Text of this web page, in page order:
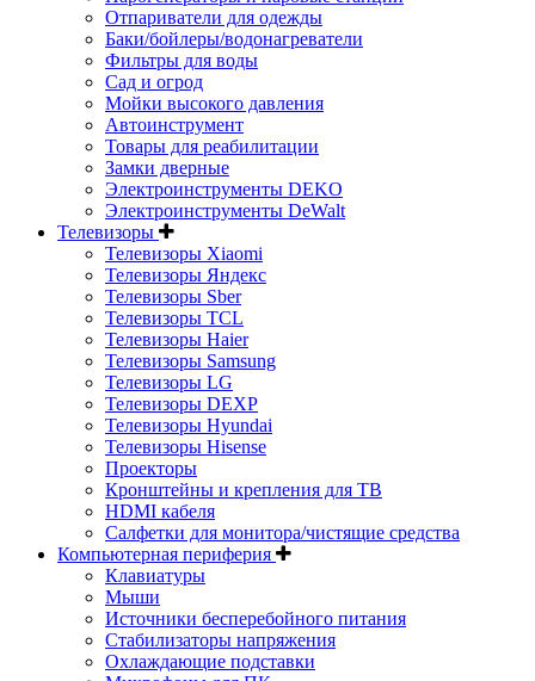
Отпариватели для одежды
Баки/бойлеры/водонагреватели
Фильтры для воды
Сад и огрод
Мойки высокого давления
Автоинструмент
Товары для реабилитации
Замки дверные
Электроинструменты DEKO
Электроинструменты DeWalt
Телевизоры
Телевизоры Xiaomi
Телевизоры Яндекс
Телевизоры Sber
Телевизоры TCL
Телевизоры Haier
Телевизоры Samsung
Телевизоры LG
Телевизоры DEXP
Телевизоры Hyundai
Телевизоры Hisense
Проекторы
Кронштейны и крепления для ТВ
HDMI кабеля
Салфетки для монитора/чистящие средства
Компьютерная периферия
Клавиатуры
Мыши
Источники бесперебойного питания
Стабилизаторы напряжения
Охлаждающие подставки